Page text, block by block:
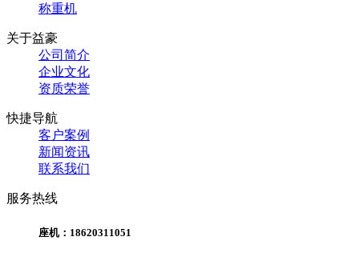
称重机
关于益豪
公司简介
企业文化
资质荣誉
快捷导航
客户案例
新闻资讯
联系我们
服务热线
座机：18620311051